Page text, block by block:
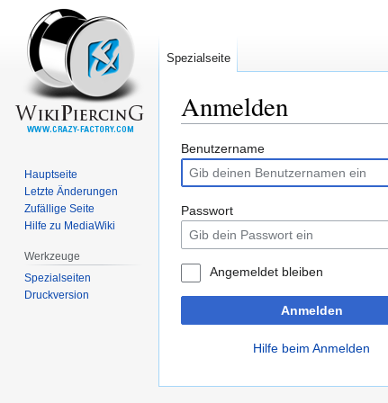
Anmelden
Zur
Navigation
springen
Zur
Suche
springen
Benutzername
Passwort
Angemeldet bleiben
Anmelden
Hilfe beim Anmelden
Spezialseite
Hauptseite
Letzte Änderungen
Zufällige Seite
Hilfe zu MediaWiki
Werkzeuge
Spezialseiten
Druckversion